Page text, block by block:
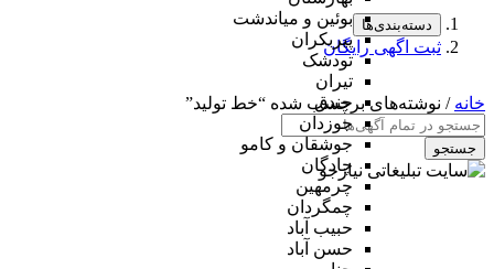
بوئین و میاندشت
پیربکران
تودشک
تیران
جندق
جوزدان
جوشقان و کامو
چادگان
چرمهین
چمگردان
حبیب آباد
حسن آباد
دسته‌بندی‌ها
ثبت اگهی رایگان
خانه / نوشته‌های برچسب شده “خط تولید”
جستجو